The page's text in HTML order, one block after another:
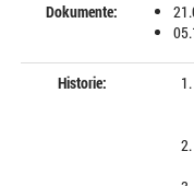
Dokumente:
Historie: